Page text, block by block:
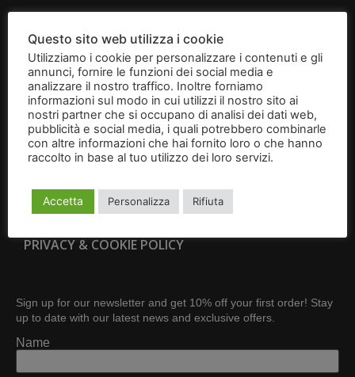
GIFT BOXES
CONTACT
TERMS AND CONDITIONS OF ONLINE SALE
BECOME A RESELLER
PRIVACY & COOKIE POLICY
Sign up for our newsletter and get 10% off your first order! Stay
up to date with our latest news and exclusive offers.
Name
Questo sito web utilizza i cookie
Utilizziamo i cookie per personalizzare i contenuti e gli
annunci, fornire le funzioni dei social media e
analizzare il nostro traffico. Inoltre forniamo
informazioni sul modo in cui utilizzi il nostro sito ai
nostri partner che si occupano di analisi dei dati web,
pubblicità e social media, i quali potrebbero combinarle
con altre informazioni che hai fornito loro o che hanno
raccolto in base al tuo utilizzo dei loro servizi.
Accetta Personalizza Rifiuta